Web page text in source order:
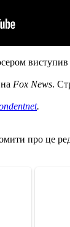
на Fox News.
.
про це